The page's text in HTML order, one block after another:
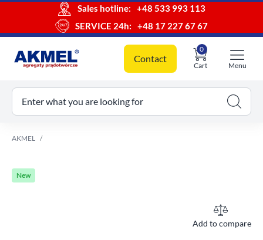
Sales hotline:
+48 533 993 113
SERVICE 24h:
+48 17 227 67 67
Contact
Cart
0
cart
Menu
Enter what you are looking for
AKMEL
New
Add to compare